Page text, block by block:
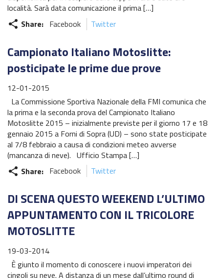
località. Sarà data comunicazione il prima […]
share Share: Facebook Twitter
Campionato Italiano Motoslitte:
posticipate le prime due prove
12-01-2015
La Commissione Sportiva Nazionale della FMI comunica che
la prima e la seconda prova del Campionato Italiano
Motoslitte 2015 – inizialmente previste per il giorno 17 e 18
gennaio 2015 a Forni di Sopra (UD) – sono state posticipate
al 7/8 febbraio a causa di condizioni meteo avverse
(mancanza di neve). Ufficio Stampa […]
share Share: Facebook Twitter
DI SCENA QUESTO WEEKEND L’ULTIMO
APPUNTAMENTO CON IL TRICOLORE
MOTOSLITTE
19-03-2014
È giunto il momento di conoscere i nuovi imperatori dei
cingoli su neve. A distanza di un mese dall’ultimo round di